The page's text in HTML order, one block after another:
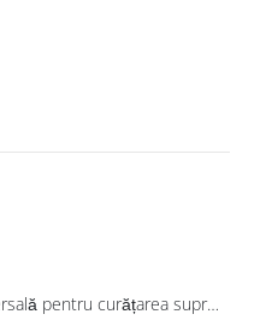
SONAX Soluție universală pentru curățarea suprafețelor interioare 321200